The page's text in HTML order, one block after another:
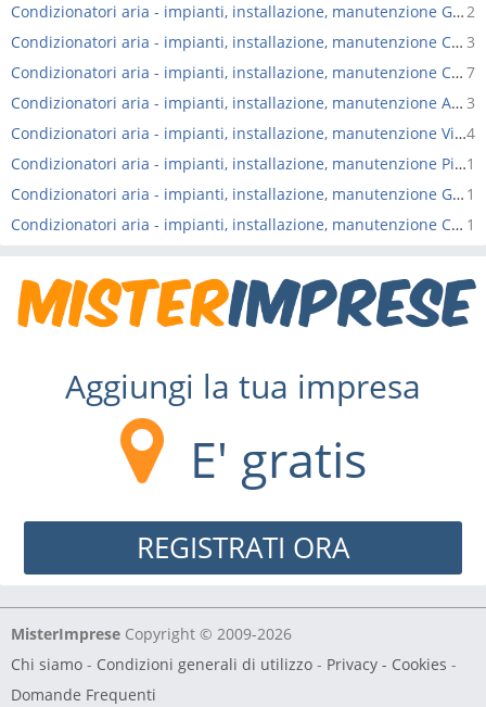
2
Condizionatori aria - impianti, installazione, manutenzione Gorgonzola
3
Condizionatori aria - impianti, installazione, manutenzione Carugate
7
Condizionatori aria - impianti, installazione, manutenzione Cernusco sul Naviglio
3
Condizionatori aria - impianti, installazione, manutenzione Agrate Brianza
4
Condizionatori aria - impianti, installazione, manutenzione Vignate
1
Condizionatori aria - impianti, installazione, manutenzione Pioltello
1
Condizionatori aria - impianti, installazione, manutenzione Gessate
1
Condizionatori aria - impianti, installazione, manutenzione Cambiago
Aggiungi la tua impresa
E' gratis
REGISTRATI ORA
MisterImprese Copyright © 2009-2026
Chi siamo - Condizioni generali di utilizzo - Privacy - Cookies -
Domande Frequenti